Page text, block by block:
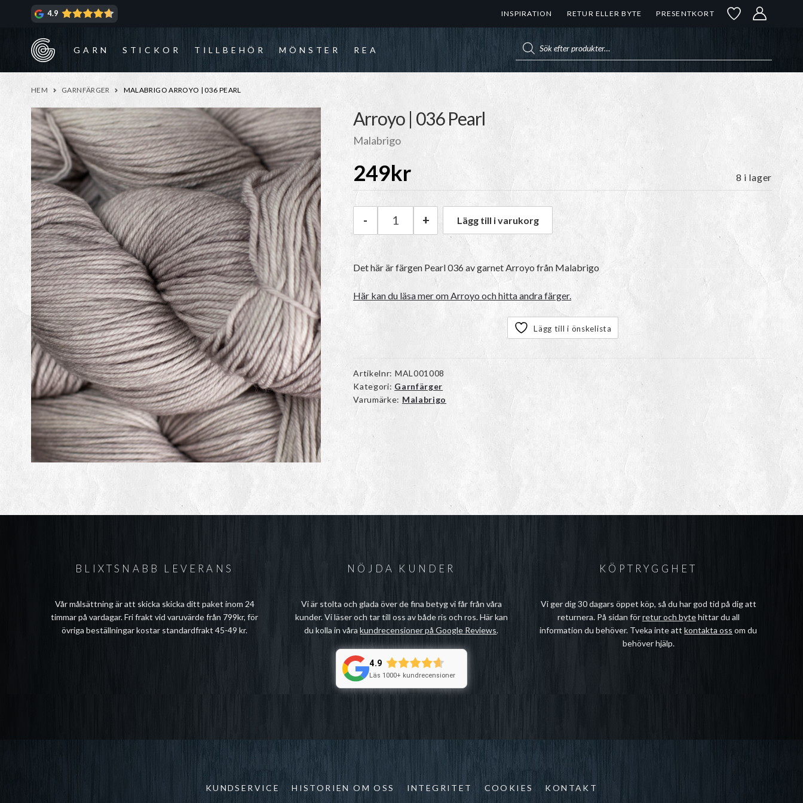
4.9 INSPIRATION RETUR ELLER BYTE PRESENTKORT
GARN STICKOR TILLBEHÖR MÖNSTER REA
HEM GARNFÄRGER MALABRIGO ARROYO | 036 PEARL
Arroyo | 036 Pearl
Malabrigo
249kr 8 i lager
Malabrigo Arroyo | 036 Pearl mängd
- + Lägg till i varukorg
Det här är färgen Pearl 036av garnet Arroyofrån Malabrigo
Här kan du läsa mer om Arroyo och hitta andra färger.
Lägg till i önskelista
Artikelnr: MAL001008
Kategori: Garnfärger
Varumärke: Malabrigo
BLIXTSNABB LEVERANS
Vår målsättning är att skicka skicka ditt paket inom 24
timmar på vardagar. Fri frakt vid varuvärde från 799kr, för
övriga beställningar kostar standardfrakt 45-49 kr.
NÖJDA KUNDER
Vi är stolta och glada över de fina betyg vi får från våra
kunder. Vi läser och tar till oss av både ris och ros. Här kan
du kolla in vårakundrecensioner på Google Reviews.
4.9
Läs 1000+ kundrecensioner
KÖPTRYGGHET
Vi ger dig 30 dagars öppet köp, så du har god tid på dig att
returnera. På sidan förretur och bytehittar du all
information du behöver. Tveka inte attkontakta oss om du
behöver hjälp.
KUNDSERVICE HISTORIEN OM OSS INTEGRITET COOKIES KONTAKT